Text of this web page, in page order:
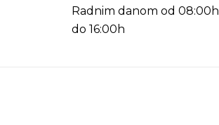
Radnim danom od 08:00h
do 16:00h